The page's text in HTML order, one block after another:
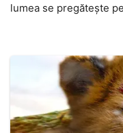
lumea se pregătește